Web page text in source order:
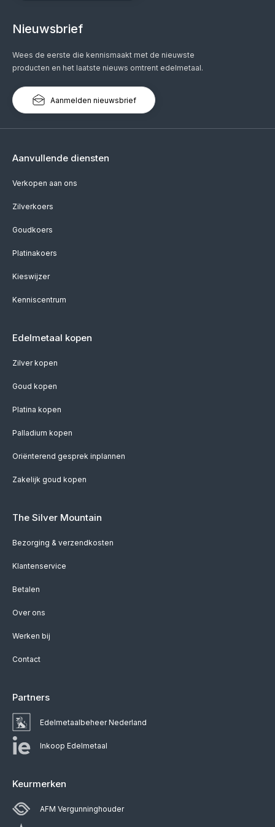
Nieuwsbrief
Wees de eerste die kennismaakt met de nieuwste
producten en het laatste nieuws omtrent edelmetaal.
Aanmelden nieuwsbrief
Aanvullende diensten
Verkopen aan ons
Zilverkoers
Goudkoers
Platinakoers
Kieswijzer
Kenniscentrum
Edelmetaal kopen
Zilver kopen
Goud kopen
Platina kopen
Palladium kopen
Oriënterend gesprek inplannen
Zakelijk goud kopen
The Silver Mountain
Bezorging & verzendkosten
Klantenservice
Betalen
Over ons
Werken bij
Contact
Partners
Edelmetaalbeheer Nederland
Inkoop Edelmetaal
Keurmerken
AFM Vergunninghouder